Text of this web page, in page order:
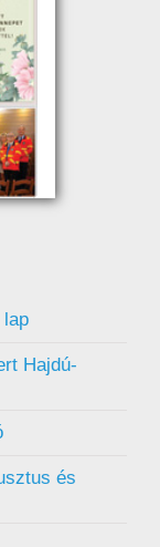
lap
Hajdú-
és